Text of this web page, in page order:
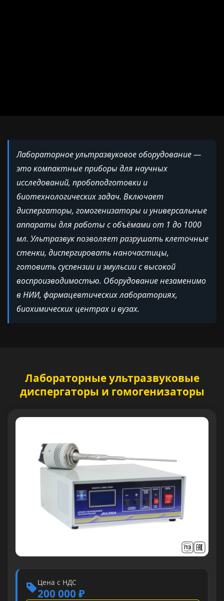
Лабораторное ультразвуковое оборудование —
это компактные приборы для научных
исследований, пробоподготовки и
биотехнологических задач. Включает
диспергаторы, гомогенизаторы и универсальные
аппараты для работы с объёмами от 1 до 1000
мл. Ультразвук позволяет разрушать клеточные
стенки, диспергировать наночастицы,
готовить суспензии и эмульсии с высокой
воспроизводимостью. Оборудование незаменимо
в НИИ, фармацевтических лабораториях,
биохимических центрах и вузах.
Лабораторные ультразвуковые
диспергаторы и гомогенизаторы
Цена с НДС
200 000 ₽